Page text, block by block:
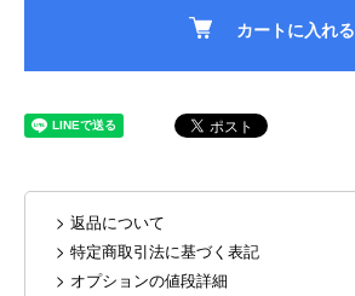
カートに入れる
> 返品について
> 特定商取引法に基づく表記
> オプションの値段詳細